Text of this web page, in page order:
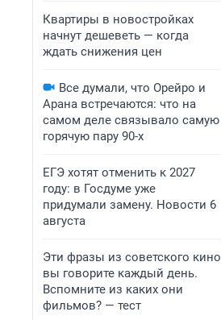
Квартиры в новостройках
начнут дешеветь — когда
ждать снижения цен
Все думали, что Орейро и
Арана встречаются: что на
самом деле связывало самую
горячую пару 90-х
ЕГЭ хотят отменить к 2027
году: в Госдуме уже
придумали замену. Новости 6
августа
Эти фразы из советского кино
вы говорите каждый день.
Вспомните из каких они
фильмов? — тест